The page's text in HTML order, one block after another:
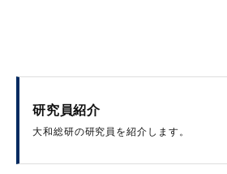
研究員紹介
大和総研の研究員を紹介します。